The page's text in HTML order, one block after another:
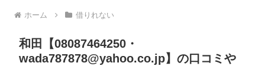
ホーム 借りれない
和田【08087464250・
wada787878@yahoo.co.jp】の口コミや